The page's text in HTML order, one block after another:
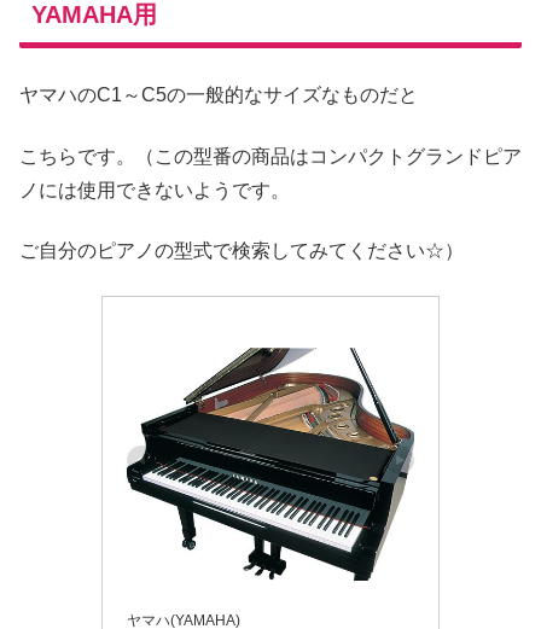
YAMAHA用
ヤマハのC1～C5の一般的なサイズなものだと
こちらです。（この型番の商品はコンパクトグランドピア
ノには使用できないようです。
ご自分のピアノの型式で検索してみてください☆）
ヤマハ(YAMAHA)